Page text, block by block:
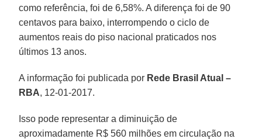
como referência, foi de 6,58%. A diferença foi de 90
centavos para baixo, interrompendo o ciclo de
aumentos reais do piso nacional praticados nos
últimos 13 anos.
A informação foi publicada por Rede Brasil Atual –
RBA, 12-01-2017.
Isso pode representar a diminuição de
aproximadamente R$ 560 milhões em circulação na